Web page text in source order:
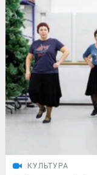
КУЛЬТУРА